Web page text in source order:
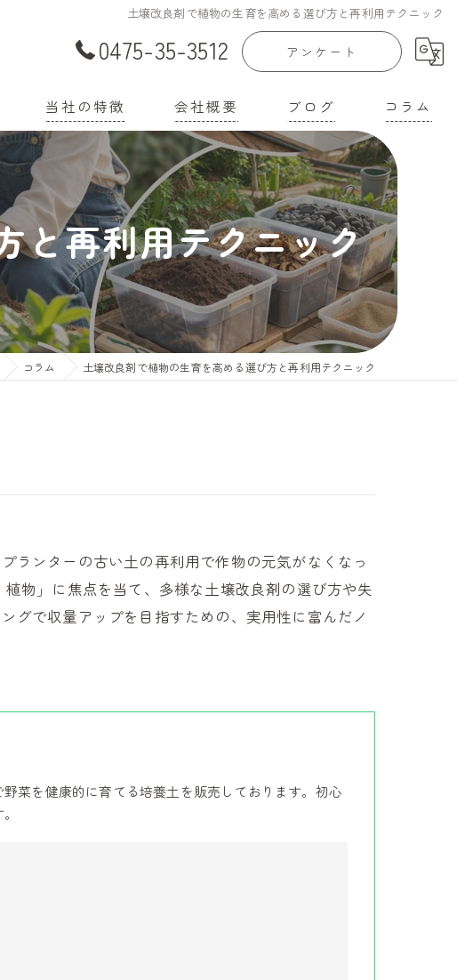
土壌改良剤で植物の生育を高める選び方と再利用テクニック
0475-35-3512 アンケート
当社の特徴
家庭菜園
農家
有機培養土
土壌改良材
有機肥料
会社概要
漫画特集
ブログ コラム
と再利用テクニック
コラム 土壌改良剤で植物の生育を高める選び方と再利用テクニック
ランターの古い土の再利用で作物の元気がなくなっ
物」に焦点を当て、多様な土壌改良剤の選び方や失
グで収量アップを目指すための、実用性に富んだノ
菜を健康的に育てる培養土を販売しております。初心